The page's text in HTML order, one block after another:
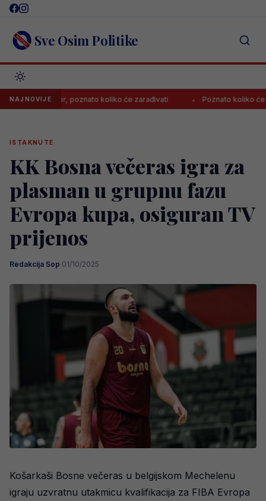
Skip
content Sve Osim Politike
NAJNOVIJEpoznato koliko će zarađivati Poznato koliko će
ISTAKNUTE
KK Bosna večeras igra za
plasman u grupnu fazu
Evropa kupa, osiguran TV
prijenos
Redakcija Sop·01/10/2025
Košarkaši Bosne večeras u belgijskom Mechelenu
igraju uzvratnu utakmicu kvalifikacija za FIBA Evropa